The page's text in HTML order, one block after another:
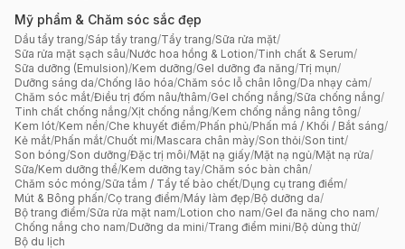
Mỹ phẩm & Chăm sóc sắc đẹp
Dầu tẩy trang/Sáp tẩy trang/Tẩy trang/Sữa rửa mặt/
Sữa rửa mặt sạch sâu/Nước hoa hồng & Lotion/Tinh chất & Serum/
Sữa dưỡng (Emulsion)/Kem dưỡng/Gel dưỡng đa năng/Trị mụn/
Dưỡng sáng da/Chống lão hóa/Chăm sóc lỗ chân lông/Da nhạy cảm/
Chăm sóc mắt/Điều trị đốm nâu/thâm/Gel chống nắng/Sữa chống nắng/
Tinh chất chống nắng/Xịt chống nắng/Kem chống nắng nâng tông/
Kem lót/Kem nền/Che khuyết điểm/Phấn phủ/Phấn má / Khối / Bắt sáng/
Kẻ mắt/Phấn mắt/Chuốt mi/Mascara chân mày/Son thỏi/Son tint/
Son bóng/Son dưỡng/Đặc trị môi/Mặt nạ giấy/Mặt nạ ngủ/Mặt nạ rửa/
Sữa/Kem dưỡng thể/Kem dưỡng tay/Chăm sóc bàn chân/
Chăm sóc móng/Sữa tắm / Tẩy tế bào chết/Dụng cụ trang điểm/
Mút & Bông phấn/Cọ trang điểm/Máy làm đẹp/Bộ dưỡng da/
Bộ trang điểm/Sữa rửa mặt nam/Lotion cho nam/Gel đa năng cho nam/
Chống nắng cho nam/Dưỡng da mini/Trang điểm mini/Bộ dùng thử/
Bộ du lịch